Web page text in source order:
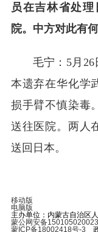
员在吉林省处
院。中方对此有
毛宁：5月
本遗弃在华化学
损手臂不慎染毒
送往医院。两人
送回日本。
移动版
电脑版
主办单位：内蒙古自治区
蒙公网安备
蒙ICP备18002418号-3